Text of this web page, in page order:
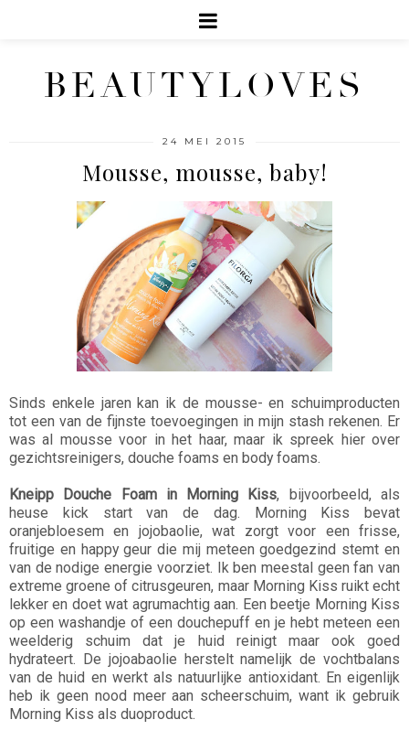
BEAUTYLOVES
24 MEI 2015
Mousse, mousse, baby!
Sinds enkele jaren kan ik de mousse- en schuimproducten
tot een van de fijnste toevoegingen in mijn stash rekenen. Er
was al mousse voor in het haar, maar ik spreek hier over
gezichtsreinigers, douche foams en body foams.
Kneipp Douche Foam in Morning Kiss, bijvoorbeeld, als
heuse kick start van de dag. Morning Kiss bevat
oranjebloesem en jojobaolie, wat zorgt voor een frisse,
fruitige en happy geur die mij meteen goedgezind stemt en
van de nodige energie voorziet. Ik ben meestal geen fan van
extreme groene of citrusgeuren, maar Morning Kiss ruikt echt
lekker en doet wat agrumachtig aan. Een beetje Morning Kiss
op een washandje of een douchepuff en je hebt meteen een
weelderig schuim dat je huid reinigt maar ook goed
hydrateert. De jojoabaolie herstelt namelijk de vochtbalans
van de huid en werkt als natuurlijke antioxidant. En eigenlijk
heb ik geen nood meer aan scheerschuim, want ik gebruik
Morning Kiss als duoproduct.